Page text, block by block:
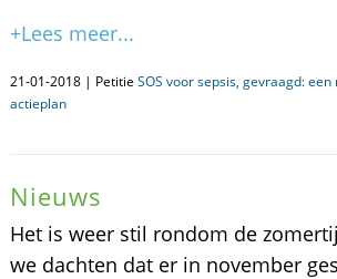
+Lees meer...
21-01-2018 | Petitie SOS voor sepsis, gevraagd: een
actieplan
Nieuws
Het is weer stil rondom de
we dachten dat er in november